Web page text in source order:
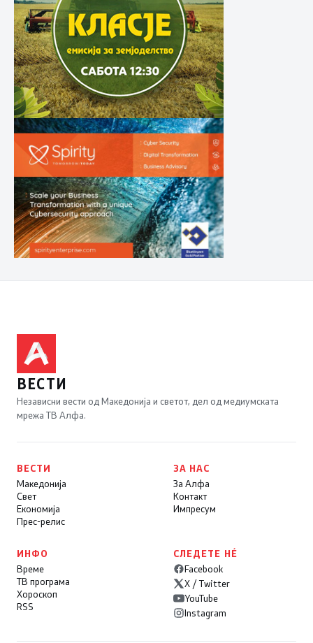
ВЕСТИ
Независни вести од Македонија и светот, дел од медиумската
мрежа ТВ Алфа.
ВЕСТИ
Македонија
Свет
Економија
Прес-релис
ЗА НАС
За Алфа
Контакт
Импресум
ИНФО
Време
ТВ програма
Хороскоп
RSS
СЛЕДЕТЕ НÉ
Facebook
X / Twitter
YouTube
Instagram